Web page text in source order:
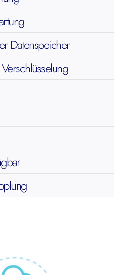
Datenspeicher